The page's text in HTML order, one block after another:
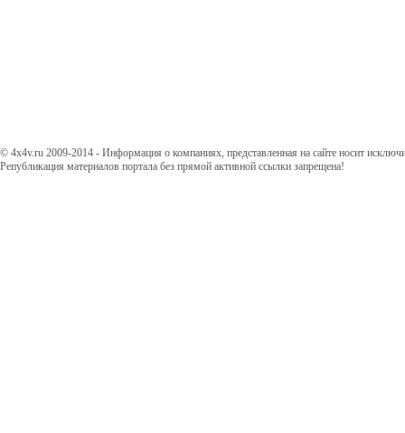
© 4x4v.ru 2009-2014 - Информация о компаниях, представленная на сайте носит
Републикация материалов портала без прямой активной ссылки запрещена!